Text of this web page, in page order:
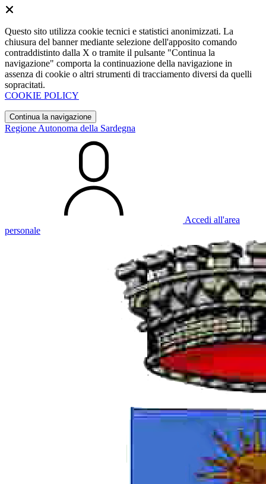
Questo sito utilizza cookie tecnici e statistici anonimizzati. La
chiusura del banner mediante selezione dell'apposito comando
contraddistinto dalla X o tramite il pulsante "Continua la
navigazione" comporta la continuazione della navigazione in
assenza di cookie o altri strumenti di tracciamento diversi da quelli
sopracitati.
COOKIE POLICY
Continua la navigazione
Regione Autonoma della Sardegna
Accedi all'area
personale